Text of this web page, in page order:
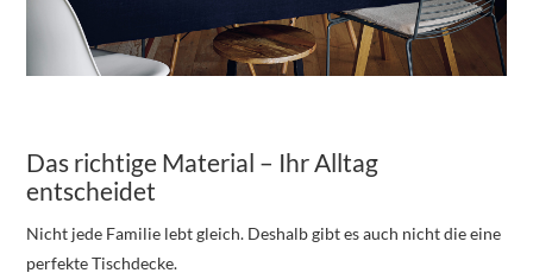
Das richtige Material – Ihr Alltag
entscheidet
Nicht jede Familie lebt gleich. Deshalb gibt es auch nicht die eine
perfekte Tischdecke.